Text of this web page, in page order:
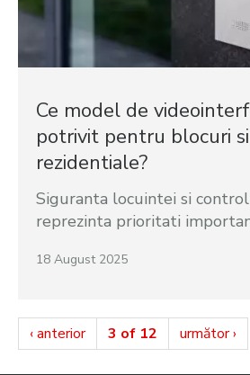
Ce model de
potrivit pentru blocuri
rezidentiale?
Siguranta locuintei si
reprezinta prioritati
18 August 2025
‹ anterior 3 of 12 următor ›